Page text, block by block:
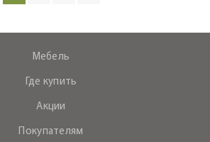
Мебель
Где купить
Акции
Покупателям